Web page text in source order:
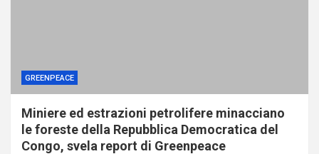
GREENPEACE
Miniere ed estrazioni petrolifere minacciano
le foreste della Repubblica Democratica del
Congo, svela report di Greenpeace